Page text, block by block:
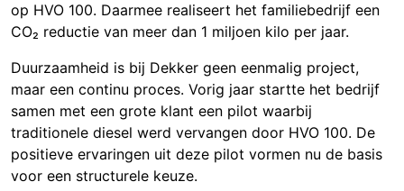
op HVO 100. Daarmee realiseert het familiebedrijf een
CO₂ reductie van meer dan 1 miljoen kilo per jaar.
Duurzaamheid is bij Dekker geen eenmalig project,
maar een continu proces. Vorig jaar startte het bedrijf
samen met een grote klant een pilot waarbij
traditionele diesel werd vervangen door HVO 100. De
positieve ervaringen uit deze pilot vormen nu de basis
voor een structurele keuze.